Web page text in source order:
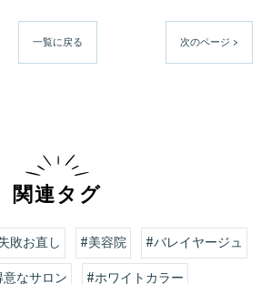
一覧に戻る 次のページ >
関連タグ
敗お直し #美容院
#バレイヤージュ
なサロン
#ホワイトカラー